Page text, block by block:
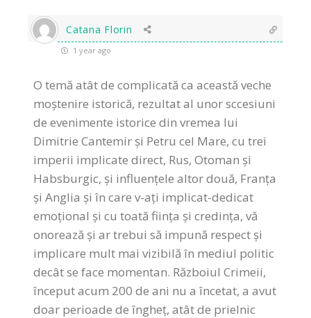
Catana Florin
1 year ago
O temă atât de complicată ca această veche
moștenire istorică, rezultat al unor sccesiuni
de evenimente istorice din vremea lui
Dimitrie Cantemir și Petru cel Mare, cu trei
imperii implicate direct, Rus, Otoman și
Habsburgic, și influențele altor două, Franța
și Anglia și în care v-ați implicat-dedicat
emoțional și cu toată ființa și credința, vă
onorează și ar trebui să impună respect și
implicare mult mai vizibilă în mediul politic
decât se face momentan. Războiul Crimeii,
început acum 200 de ani nu a încetat, a avut
doar perioade de îngheț, atât de prielnic